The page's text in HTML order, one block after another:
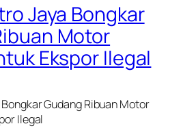
Jaya Bongkar
Motor
Ekspor Ilegal
Gudang Ribuan Motor
Ilegal